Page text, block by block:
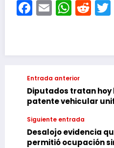
Facebook
Email
Entrada anterior
Diputados tratan hoy
patente vehicular
Siguiente entrada
Desalojo evidencia
permitió ocupación